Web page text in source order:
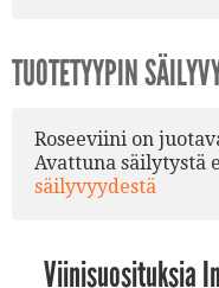
TUOTETYYPIN
Roseeviini on
Avattuna säilytystä
säilyvyydestä
Viinisuosituksia